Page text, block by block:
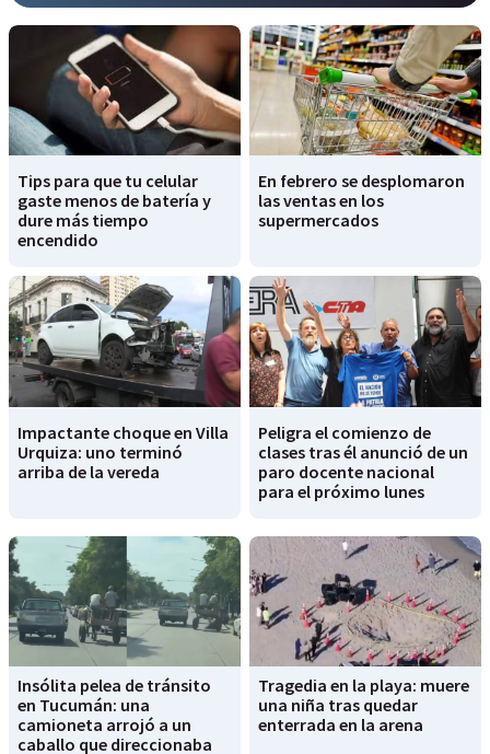
Tips para que tu celular
gaste menos de batería y
dure más tiempo
encendido
En febrero se desplomaron
las ventas en los
supermercados
Impactante choque en Villa
Urquiza: uno terminó
arriba de la vereda
Peligra el comienzo de
clases tras él anunció de un
paro docente nacional
para el próximo lunes
Insólita pelea de tránsito
en Tucumán: una
camioneta arrojó a un
caballo que direccionaba
Tragedia en la playa: muere
una niña tras quedar
enterrada en la arena